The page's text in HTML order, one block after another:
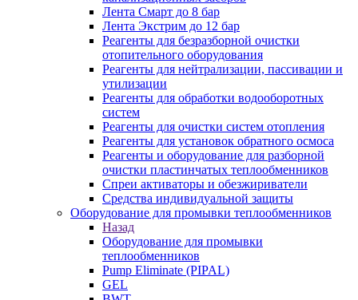
Лента Смарт до 8 бар
Лента Экстрим до 12 бар
Реагенты для безразборной очистки
отопительного оборудования
Реагенты для нейтрализации, пассивации и
утилизации
Реагенты для обработки водооборотных
систем
Реагенты для очистки систем отопления
Реагенты для установок обратного осмоса
Реагенты и оборудование для разборной
очистки пластинчатых теплообменников
Спреи активаторы и обезжириватели
Средства индивидуальной защиты
Оборудование для промывки теплообменников
Назад
Оборудование для промывки
теплообменников
Pump Eliminate (PIPAL)
GEL